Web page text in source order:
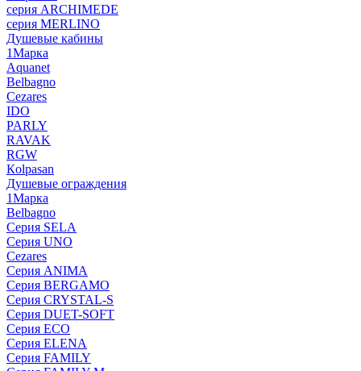
серия ARCHIMEDE
серия MERLINO
Душевые кабины
1Марка
Aquanet
Belbagno
Cezares
IDO
PARLY
RAVAK
RGW
Кolpasan
Душевые ограждения
1Марка
Belbagno
Серия SELA
Серия UNO
Cezares
Серия ANIMA
Серия BERGAMO
Серия CRYSTAL-S
Серия DUET-SOFT
Серия ECO
Серия ELENA
Серия FAMILY